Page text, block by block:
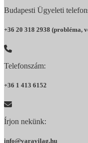
Budapesti Ügyeleti
+36 20 318 2938 (probléma,
Telefonszám:
+36 1 413 6152
Írjon nekünk:
info@varavilag.hu